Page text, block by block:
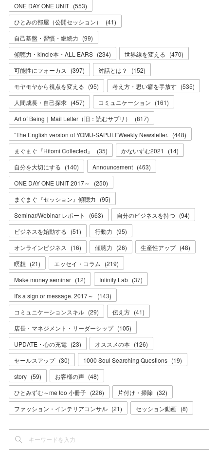
ONE DAY ONE UNIT (553)
ひとみの部屋（公開セッション）
(41)
自己基盤・習慣・継続力 (99)
傾聴力・kincle本・ALL EARS (234) 世界線を変える (470)
可能性にフォーカス
(397) 対話とは？ (152)
モヤモヤから視点を変える (95) 考え方・思い癖を手放す (535)
人間成長・自己探求 (457) コミュニケーション (161)
Art of Being｜Mail Letter（旧：読むサプリ）
(817)
“The English version of YOMU-SAPULI”Weekly Newsletter. (448)
まぐまぐ『Hitomi Collected』
(35) かないずむ2021 (14)
自分を大切にする (140) Announcement (463)
ONE DAY ONE UNIT 2017～
(250)
まぐまぐ『セッション』傾聴力 (95)
Seminar/Webinar レポート
(663) 自分のビジネスを持つ (94)
ビジネスを始動する (51) 行動力 (95)
オンラインビジネス
(16) 傾聴力 (26) 生産性アップ (48)
瞑想 (21) エッセイ・コラム (219)
Make money seminar (12) Infinity Lab (37)
It's a sign or message. 2017～
(143)
コミュニケーションスキル (29) 伝え方 (41)
店長・マネジメント・リーダーシップ (105)
UPDATE・心の充電 (23) オススメの本 (126)
セールスアップ (30) 1000 Soul Searching Questions (19)
story (59) お客様の声 (48)
ひとみずむ～me too 小冊子 (226) 片付け・掃除 (32)
ファッション・インテリアコンサル (21) セッション動画 (8)